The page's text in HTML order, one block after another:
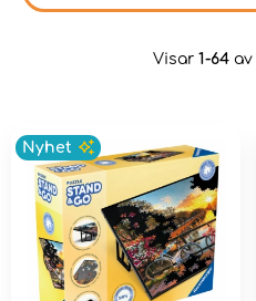
Visar 1-64 av
Nyhet